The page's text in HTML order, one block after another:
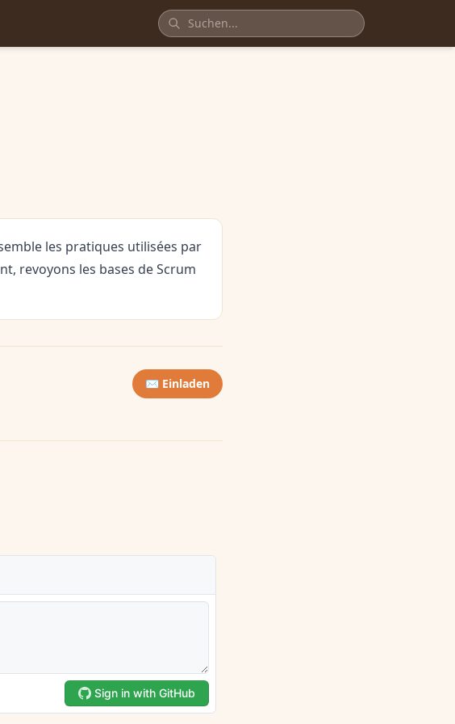
les pratiques utilisées par
revoyons les bases de Scrum
✉️ Einladen